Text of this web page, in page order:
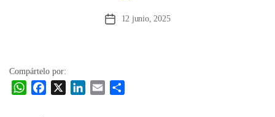
Fecha12 junio, 2025
Compártelo por:
W